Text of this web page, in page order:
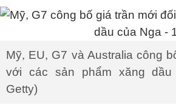
Mỹ, EU, G7 và Australia công
với các sản phẩm xăng dầu
Getty)